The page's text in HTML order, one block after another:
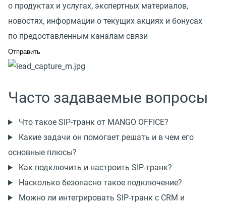
о продуктах и услугах, экспертных материалов,
новостях, информации о текущих акциях и бонусах
по предоставленным каналам связи
Часто задаваемые вопросы
Что такое SIP-транк от MANGO OFFICE?
Какие задачи он помогает решать и в чем его
основные плюсы?
Как подключить и настроить SIP-транк?
Насколько безопасно такое подключение?
Можно ли интегрировать SIP-транк с CRM и